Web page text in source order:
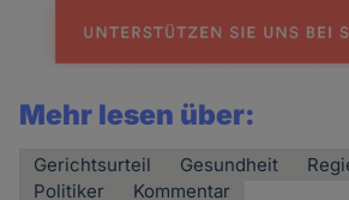
Mehr lesen über:
Gerichtsurteil Gesundheit
Politiker
Kommentar